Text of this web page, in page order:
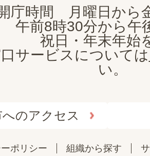
庁時間 月曜日から
午前8時30分から午
祝日・年末年始
サービスについては
い。
のアクセス
ポリシー 組織から探す